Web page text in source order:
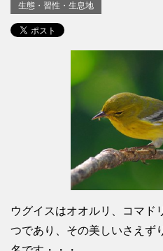
生態・習性・生息地
ウグイスはオオルリ、コマド
つであり、その美しいさえず